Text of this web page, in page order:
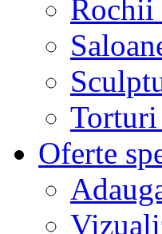
Rochii
Torturi
Oferte